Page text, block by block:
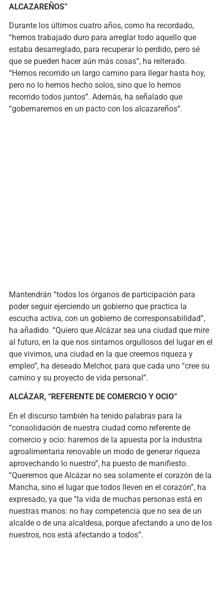
ALCAZAREÑOS”
Durante los últimos cuatro años, como ha recordado,
“hemos trabajado duro para arreglar todo aquello que
estaba desarreglado, para recuperar lo perdido, pero sé
que se pueden hacer aún más cosas”, ha reiterado.
“Hemos recorrido un largo camino para llegar hasta hoy,
pero no lo hemos hecho solos, sino que lo hemos
recorrido todos juntos”. Además, ha señalado que
“gobernaremos en un pacto con los alcazareños”.
Mantendrán “todos los órganos de participación para
poder seguir ejerciendo un gobierno que practica la
escucha activa, con un gobierno de corresponsabilidad”,
ha añadido. “Quiero que Alcázar sea una ciudad que mire
al futuro, en la que nos sintamos orgullosos del lugar en el
que vivimos, una ciudad en la que creemos riqueza y
empleo”, ha deseado Melchor, para que cada uno “cree su
camino y su proyecto de vida personal”.
ALCÁZAR, “REFERENTE DE COMERCIO Y OCIO”
En el discurso también ha tenido palabras para la
“consolidación de nuestra ciudad como referente de
comercio y ocio: haremos de la apuesta por la industria
agroalimentaria renovable un modo de generar riqueza
aprovechando lo nuestro”, ha puesto de manifiesto.
“Queremos que Alcázar no sea solamente el corazón de la
Mancha, sino el lugar que todos lleven en el corazón”, ha
expresado, ya que “la vida de muchas personas está en
nuestras manos: no hay competencia que no sea de un
alcalde o de una alcaldesa, porque afectando a uno de los
nuestros, nos está afectando a todos”.